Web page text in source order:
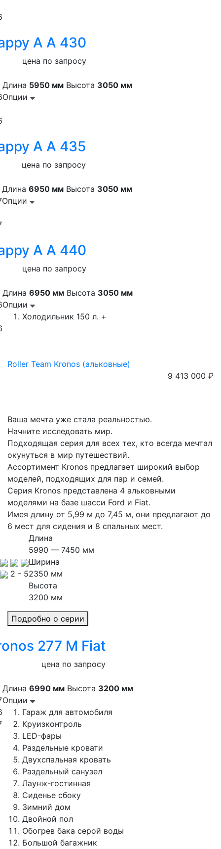
A A 430
цена по запросу
Длина 5950 мм Высота 3050 мм
Опции
A A 435
цена по запросу
Длина 6950 мм Высота 3050 мм
Опции
A A 440
цена по запросу
Длина 6950 мм Высота 3050 мм
Опции
Холодильник 150 л. +
Roller Team Kronos (альковные)
9 413 000 ₽
Ваша мечта уже стала реальностью.
Начните исследовать мир.
Подходящая серия для всех тех, кто всегда мечтал
окунуться в мир путешествий.
Ассортимент Kronos предлагает широкий выбор
моделей, подходящих для пар и семей.
Серия Kronos представлена 4 альковными
моделями на базе шасси Ford и Fiat.
Имея длину от 5,99 м до 7,45 м, они предлагают до
6 мест для сидения и 8 спальных мест.
2 - 5
Длина
5990 — 7450 мм
Ширина
2350 мм
Высота
3200 мм
Подробно о серии
277 M Fiat
цена по запросу
Длина 6990 мм Высота 3200 мм
Опции
Гараж для автомобиля
Круизконтроль
LED-фары
Раздельные кровати
Двухспальная кровать
Раздельный санузел
Лаунж-гостинная
Сиденье сбоку
Зимний дом
Двойной пол
Обогрев бака серой воды
Большой багажник